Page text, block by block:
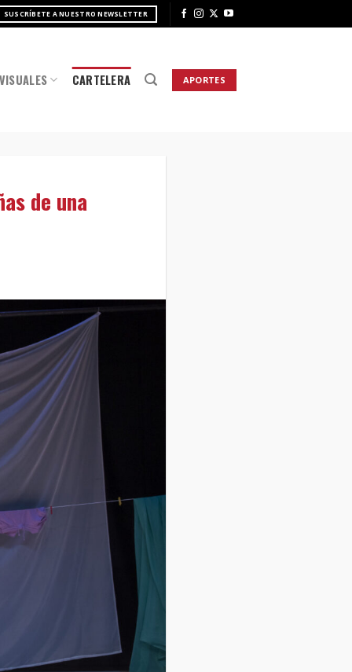
SUSCRÍBETE A NUESTRO NEWSLETTER
CARTELERA APORTES
de una